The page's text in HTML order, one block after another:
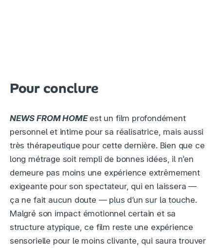
Pour conclure
NEWS FROM HOMEest un film profondément
personnel et intime pour sa réalisatrice, mais aussi
très thérapeutique pour cette dernière. Bien que ce
long métrage soit rempli de bonnes idées, il n’en
demeure pas moins une expérience extrêmement
exigeante pour son spectateur, qui en laissera —
ça ne fait aucun doute — plus d’un sur la touche.
Malgré son impact émotionnel certain et sa
structure atypique, ce film reste une expérience
sensorielle pour le moins clivante, qui saura trouver